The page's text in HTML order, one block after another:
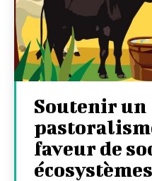
Soutenir un
faveur de